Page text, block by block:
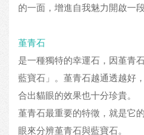
的一面，增進自我魅力開啟一段
堇青石
是一種獨特的幸運石，因堇青
藍寶石」。堇青石越通透越好
合出貓眼的效果也十分珍貴。
堇青石最重要的特徵，就是它
眼來分辨堇青石與藍寶石。